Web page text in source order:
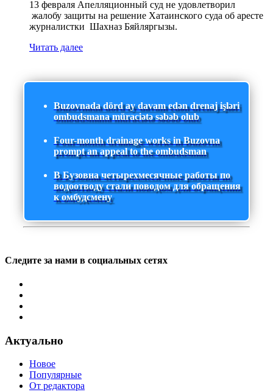
13 февраля Апелляционный суд не удовлетворил
жалобу защиты на решение Хатаинского суда об аресте
журналистки Шахназ Бяйляргызы.
Читать далее
Buzovnada dörd ay davam edən drenaj işləri
ombudsmana müraciətə səbəb olub
Four-month drainage works in Buzovna
prompt an appeal to the ombudsman
В Бузовна четырехмесячные работы по
водоотводу стали поводом для обращения
к омбудсмену
Следите за нами в социальных сетях
Актуально
Новое
Популярные
От редактора